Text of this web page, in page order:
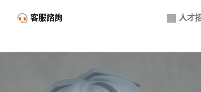
人才
客服諮詢